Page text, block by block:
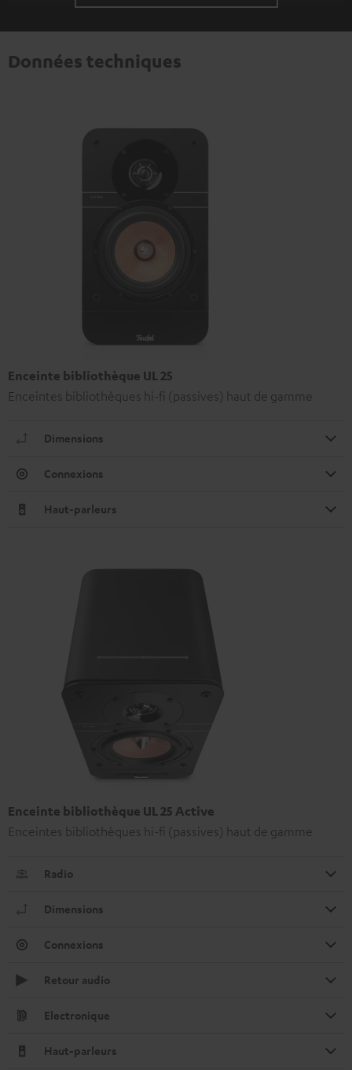
Données techniques
Enceinte bibliothèque UL 25
Enceintes bibliothèques hi-fi (passives) haut de gamme
Dimensions
Connexions
Haut-parleurs
Enceinte bibliothèque UL 25 Active
Enceintes bibliothèques hi-fi (passives) haut de gamme
Radio
Dimensions
Connexions
Retour audio
Electronique
Haut-parleurs